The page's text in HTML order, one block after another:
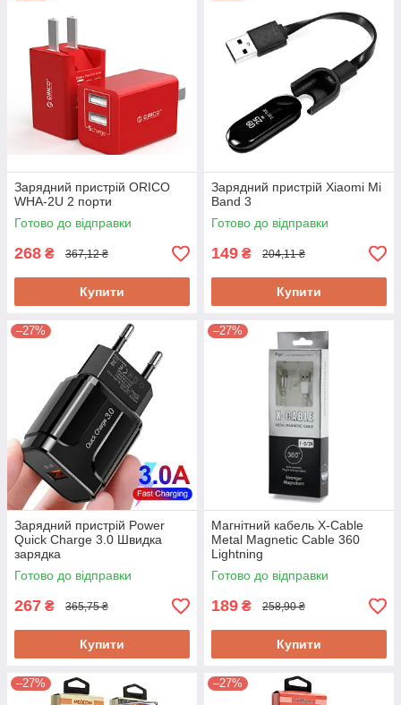
Зарядний пристрій ORICO
WHA-2U 2 порти
Готово до відправки
268 ₴ 367,12 ₴
Купити
Зарядний пристрій Xiaomi Mi
Band 3
Готово до відправки
149 ₴ 204,11 ₴
Купити
–27%
Зарядний пристрій Power
Quick Charge 3.0 Швидка
зарядка
Готово до відправки
267 ₴ 365,75 ₴
Купити
–27%
Магнітний кабель X-Cable
Metal Magnetic Cable 360
Lightning
Готово до відправки
189 ₴ 258,90 ₴
Купити
–27% –27%